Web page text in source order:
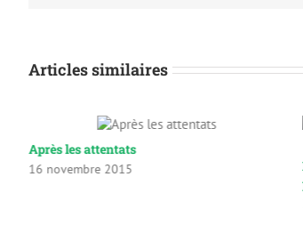
Articles similaires
Après les attentats
16 novembre 2015